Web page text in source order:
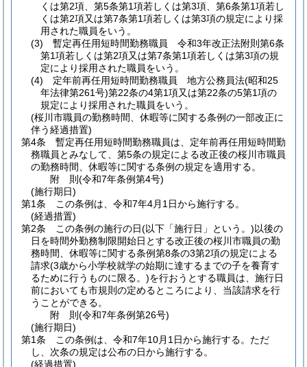
くは第2項、第5条第1項若しくは第3項、第6条第1項若し
くは第2項又は第7条第1項若しくは第3項の規定により採
用された職員をいう。
(3)
暫定再任用短時間勤務職員 令和3年改正法附則第6条
第1項若しくは第2項又は第7条第1項若しくは第3項の規
定により採用された職員をいう。
(4)
定年前再任用短時間勤務職員 地方公務員法(昭和25
年法律第261号)第22条の4第1項又は第22条の5第1項の
規定により採用された職員をいう。
(桜川市職員の勤務時間、休暇等に関する条例の一部改正に
伴う経過措置)
第4条
暫定再任用短時間勤務職員は、定年前再任用短時間勤
務職員とみなして、第5条の規定による改正後の桜川市職員
の勤務時間、休暇等に関する条例の規定を適用する。
附 則(令和7年条例第4号)
(施行期日)
第1条
この条例は、令和7年4月1日から施行する。
(経過措置)
第2条
この条例の施行の日(以下「施行日」という。)以後の
日を時間外勤務制限開始日とする改正後の桜川市職員の勤
務時間、休暇等に関する条例第8条の3第2項の規定による
請求(3歳から小学校就学の始期に達するまでの子を養育す
るために行うものに限る。)を行おうとする職員は、施行日
前においても市規則の定めるところにより、当該請求を行
うことができる。
附 則(令和7年条例第26号)
(施行期日)
第1条
この条例は、令和7年10月1日から施行する。 ただ
し、次条の規定は公布の日から施行する。
(経過措置)